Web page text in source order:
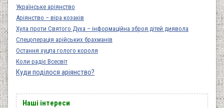
Українське аріянство
Аріянство – віра козаків
Хула проти Святого Духа – інформаційна зброя дітей диявола
Спецоперація арійських брахманів
Остання хуцпа голого короля
Коли радіє Всесвіт
Куди поділося аріянство?
Наші інтереси